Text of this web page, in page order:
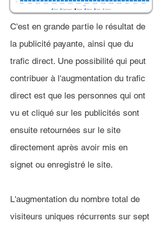
C'est en grande partie le résultat de
la publicité payante, ainsi que du
trafic direct. Une possibilité qui peut
contribuer à l'augmentation du trafic
direct est que les personnes qui ont
vu et cliqué sur les publicités sont
ensuite retournées sur le site
directement après avoir mis en
signet ou enregistré le site.
L'augmentation du nombre total de
visiteurs uniques récurrents sur sept